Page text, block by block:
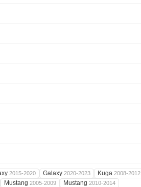
2015-2020 Galaxy 2020-2023 Kuga 2008-2012
Mustang 2005-2009 Mustang 2010-2014